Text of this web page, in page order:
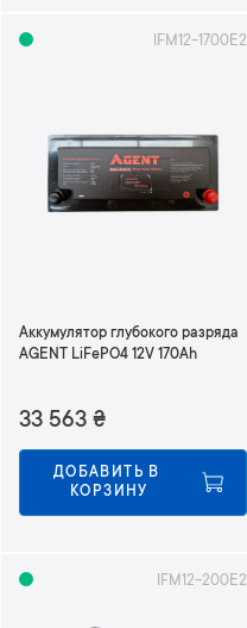
IFM12-1700E2
Аккумулятор глубокого разряда
AGENT LiFePO4 12V 170Ah
33 563 ₴
ДОБАВИТЬ В
КОРЗИНУ
IFM12-200E2